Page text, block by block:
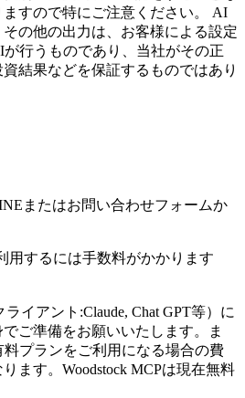
ますので特にご注意ください。 AI
の他の出力は、お客様による設定
行うものであり、当社がその正
結果などを保証するものではあり
またはお問い合わせフォームか
用するには手数料がかかります
イアント:Claude, Chat GPT等）に
ご準備をお願いいたします。ま
プランをご利用になる場合の費
ます。Woodstock MCPは現在無料